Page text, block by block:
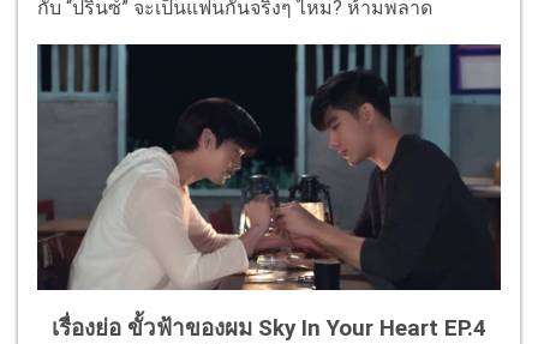
กับ “ปริ๊นซ์” จะเป็นแฟนกันจริงๆ ไหม? ห้ามพลาด
เรื่องย่อ ขั้วฟ้าของผม Sky In Your Heart EP.4